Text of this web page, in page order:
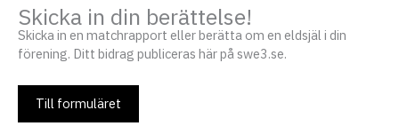
Skicka in din berättelse!
Skicka in en matchrapport eller berätta om en eldsjäl i din
förening. Ditt bidrag publiceras här på swe3.se.
Till formuläret